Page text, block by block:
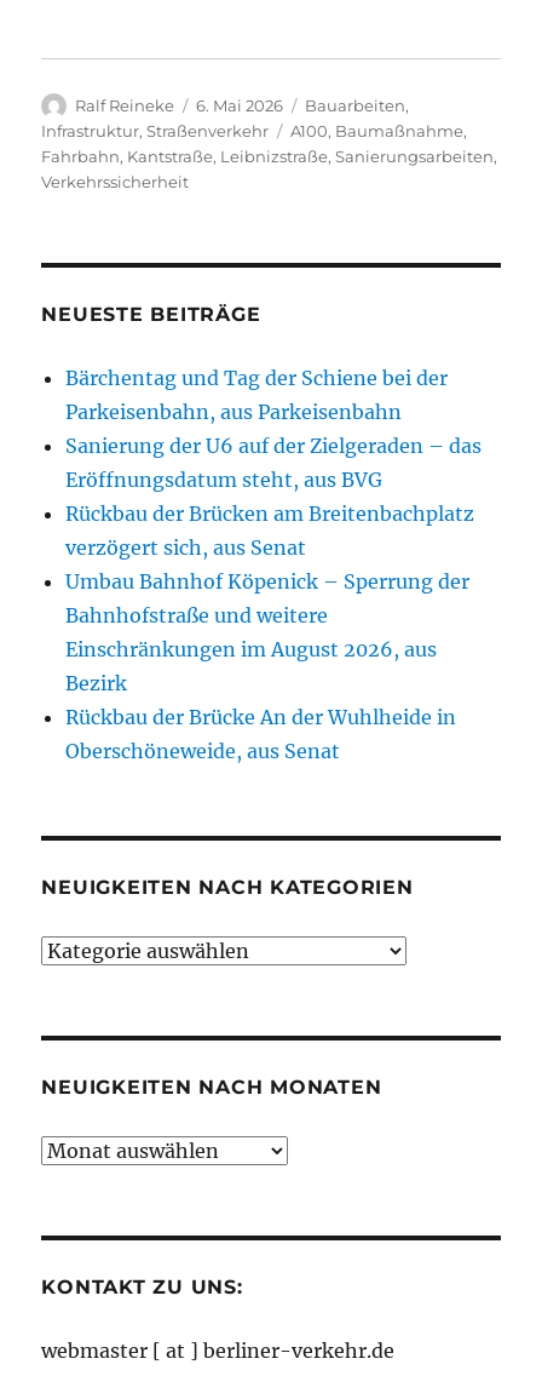
Autor
Ralf Reineke
Veröffentlicht
am
6. Mai 2026 Kategorien
Bauarbeiten,
Infrastruktur,Straßenverkehr Schlagwörter
A100, Baumaßnahme,
Fahrbahn, Kantstraße, Leibnizstraße,Sanierungsarbeiten,
Verkehrssicherheit
NEUESTE BEITRÄGE
Bärchentag und Tag der Schiene bei der
Parkeisenbahn, aus Parkeisenbahn
Sanierung der U6 auf der Zielgeraden – das
Eröffnungsdatum steht, aus BVG
Rückbau der Brücken am Breitenbachplatz
verzögert sich, aus Senat
Umbau Bahnhof Köpenick – Sperrung der
Bahnhofstraße und weitere
Einschränkungen im August 2026, aus
Bezirk
Rückbau der Brücke An der Wuhlheide in
Oberschöneweide, aus Senat
NEUIGKEITEN NACH KATEGORIEN
Neuigkeiten
NEUIGKEITEN NACH MONATEN
Neuigkeiten
KONTAKT ZU UNS:
webmaster [ at ] berliner-verkehr.de